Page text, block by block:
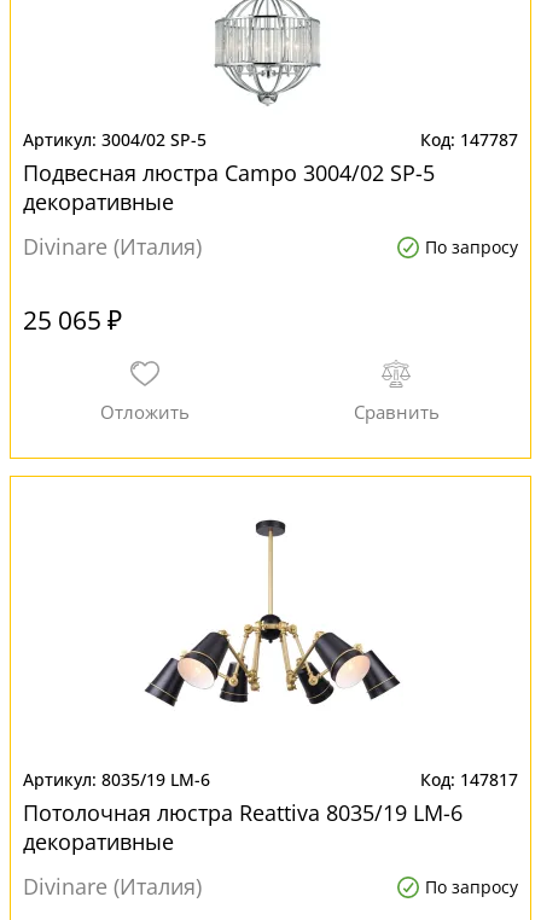
3004/02 SP-5 147787
Подвесная люстра Campo 3004/02 SP-5
декоративные
Divinare (Италия)
По запросу
25 065 ₽
8035/19 LM-6 147817
Потолочная люстра Reattiva 8035/19 LM-6
декоративные
Divinare (Италия)
По запросу